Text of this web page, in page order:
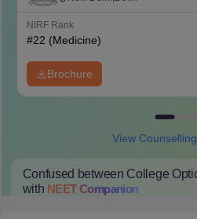
NIRF Rank
#22 (Medicine)
Brochure
View
Confused between College
with NEETCompanion